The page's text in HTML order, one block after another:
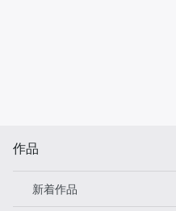
作品
新着作品